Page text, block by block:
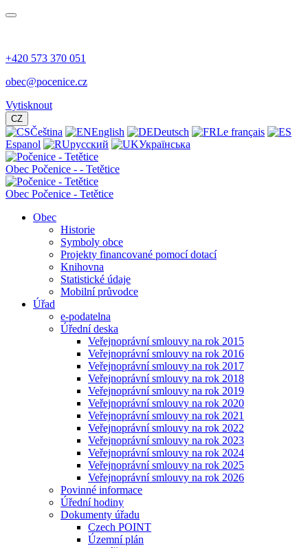
+420 573 370 051
obec@pocenice.cz
Vytisknout
CZ
Čeština English Deutsch
Le français
Espanol
русский Українська
Obec Počenice - - Tetětice
Obec Počenice - Tetětice
Obec
Historie
Symboly obce
Projekty financované pomocí dotací
Knihovna
Statistické údaje
Mobilní průvodce
Úřad
e-podatelna
Úřední deska
Veřejnoprávní smlouvy na rok 2015
Veřejnoprávní smlouvy na rok 2016
Veřejnoprávní smlouvy na rok 2017
Veřejnoprávní smlouvy na rok 2018
Veřejnoprávní smlouvy na rok 2019
Veřejnoprávní smlouvy na rok 2020
Veřejnoprávní smlouvy na rok 2021
Veřejnoprávní smlouvy na rok 2022
Veřejnoprávní smlouvy na rok 2023
Veřejnoprávní smlouvy na rok 2024
Veřejnoprávní smlouvy na rok 2025
Veřejnoprávní smlouvy na rok 2026
Povinné informace
Úřední hodiny
Dokumenty úřadu
Czech POINT
Územní plán